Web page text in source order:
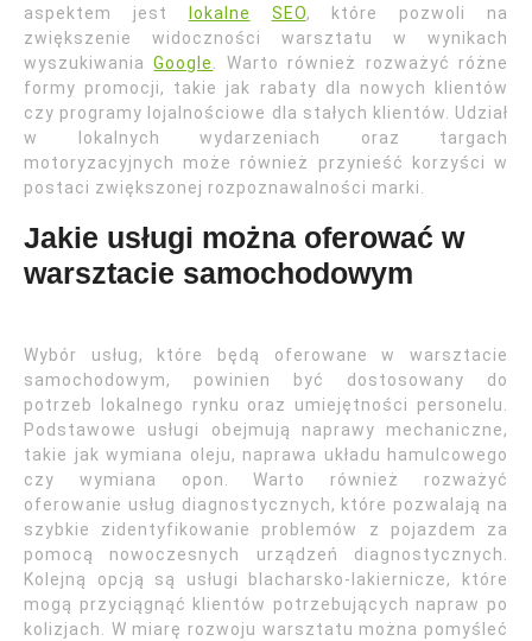
aspektem jest lokalne SEO, które pozwoli na
zwiększenie widoczności warsztatu w wynikach
wyszukiwaniaGoogle
. Warto również rozważyć różne
formy promocji, takie jak rabaty dla nowych klientów
czy programy lojalnościowe dla stałych klientów. Udział
w lokalnych wydarzeniach oraz targach
motoryzacyjnych może również przynieść korzyści w
postaci zwiększonej rozpoznawalności marki.
Jakie usługi można oferować w
warsztacie samochodowym
Wybór usług, które będą oferowane w warsztacie
samochodowym, powinien być dostosowany do
potrzeb lokalnego rynku oraz umiejętności personelu.
Podstawowe usługi obejmują naprawy mechaniczne,
takie jak wymiana oleju, naprawa układu hamulcowego
czy wymiana opon. Warto również rozważyć
oferowanie usług diagnostycznych, które pozwalają na
szybkie zidentyfikowanie problemów z pojazdem za
pomocą nowoczesnych urządzeń diagnostycznych.
Kolejną opcją są usługi blacharsko-lakiernicze, które
mogą przyciągnąć klientów potrzebujących napraw po
kolizjach. W miarę rozwoju warsztatu można pomyśleć